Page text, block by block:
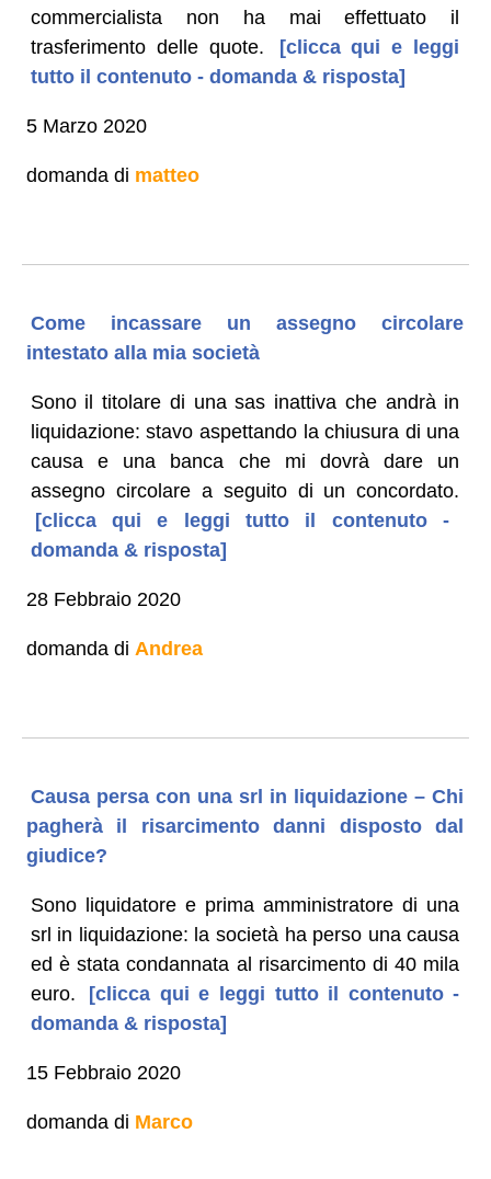
commercialista non ha mai effettuato il
trasferimento delle quote.
[clicca qui e leggi
tutto il contenuto - domanda & risposta]
5 Marzo 2020
domanda di matteo
Come incassare un assegno circolare
intestato alla mia società
Sono il titolare di una sas inattiva che andrà in
liquidazione: stavo aspettando la chiusura di una
causa e una banca che mi dovrà dare un
assegno circolare a seguito di un concordato.
[clicca qui e leggi tutto il contenuto -
domanda & risposta]
28 Febbraio 2020
domanda di Andrea
Causa persa con una srl in liquidazione – Chi
pagherà il risarcimento danni disposto dal
giudice?
Sono liquidatore e prima amministratore di una
srl in liquidazione: la società ha perso una causa
ed è stata condannata al risarcimento di 40 mila
euro.
[clicca qui e leggi tutto il contenuto -
domanda & risposta]
15 Febbraio 2020
domanda di Marco